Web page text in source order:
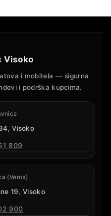
Visoko
i mobitela — sigurna
i podrška kupcima.
Visoko
809
(Vema)
19, Visoko
900